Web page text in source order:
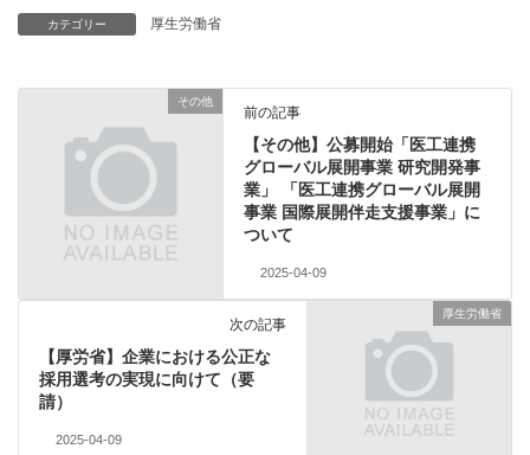
カテゴリー 厚生労働省
その他
前の記事
【その他】公募開始「医工連携
グローバル展開事業 研究開発事
業」 「医工連携グローバル展開
事業 国際展開伴走支援事業」に
ついて
2025-04-09
厚生労働省
次の記事
【厚労省】企業における公正な
採用選考の実現に向けて（要
請）
2025-04-09